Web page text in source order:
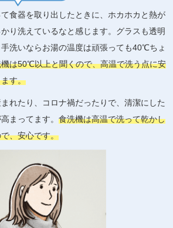
食器を取り出したときに、ホカホカと熱が
り洗えているなと感じます。グラスも透明
手洗いならお湯の温度は頑張っても40℃ちょ
は50℃以上と聞くので、高温で洗う点に安
す。
れたり、コロナ禍だったりで、清潔にした
まってます。 食洗機は高温で洗って乾かし
、安心です。